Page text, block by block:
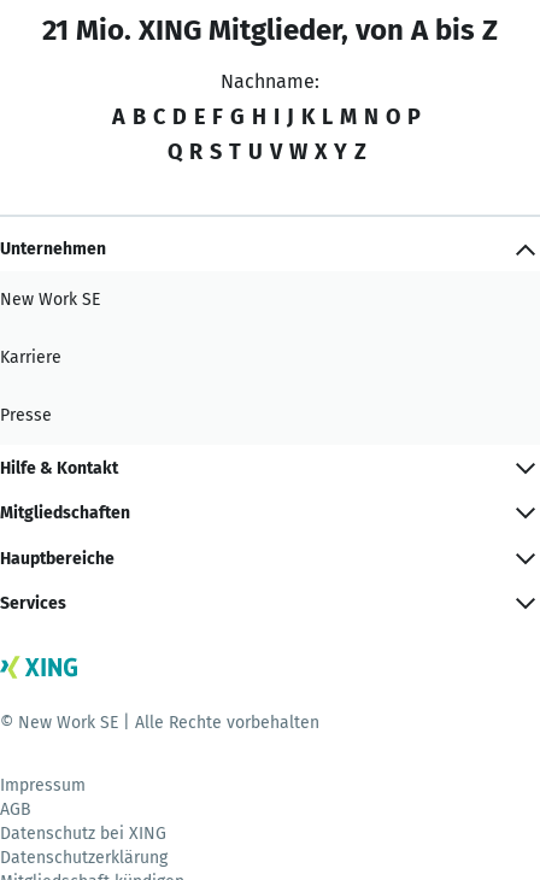
21 Mio. XING Mitglieder, von A bis Z
Nachname:
A B C D E F G H I J K L M N O P
Q R S T U V W X Y Z
Unternehmen
New Work SE
Karriere
Presse
Hilfe & Kontakt
Mitgliedschaften
Hauptbereiche
Services
© New Work SE | Alle Rechte vorbehalten
Impressum
AGB
Datenschutz bei XING
Datenschutzerklärung